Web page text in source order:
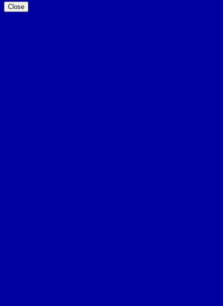
Close